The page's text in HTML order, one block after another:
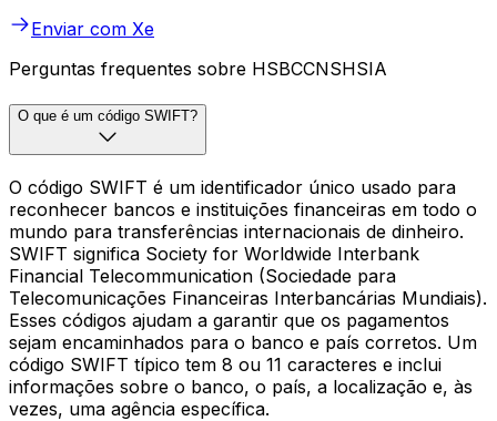
Enviar com Xe
Perguntas frequentes sobre HSBCCNSHSIA
O que é um código SWIFT?
O código SWIFT é um identificador único usado para
reconhecer bancos e instituições financeiras em todo o
mundo para transferências internacionais de dinheiro.
SWIFT significa Society for Worldwide Interbank
Financial Telecommunication (Sociedade para
Telecomunicações Financeiras Interbancárias Mundiais).
Esses códigos ajudam a garantir que os pagamentos
sejam encaminhados para o banco e país corretos. Um
código SWIFT típico tem 8 ou 11 caracteres e inclui
informações sobre o banco, o país, a localização e, às
vezes, uma agência específica.